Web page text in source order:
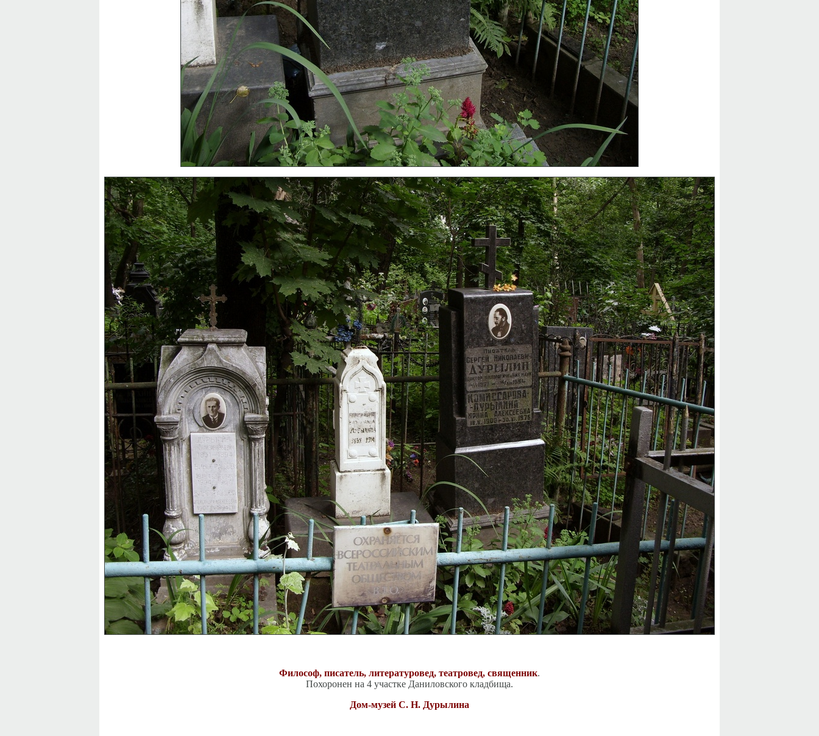
Философ, писатель, литературовед, театровед, священник.
Похоронен на 4 участке Даниловского кладбища.
Дом-музей С. Н. Дурылина